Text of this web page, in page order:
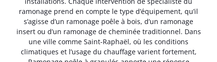
ramonage prend en compte le type d’équipement, qu’il
s’agisse d’un ramonage poêle à bois, d’un ramonage
insert ou d’un ramonage de cheminée traditionnel. Dans
une ville comme Saint-Raphaël, où les conditions
climatiques et l’usage du chauffage varient fortement,